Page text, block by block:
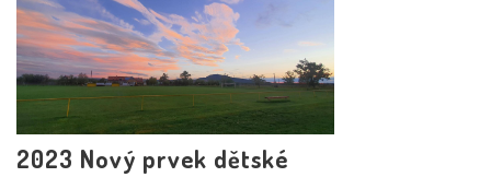
2023 Nový prvek dětské